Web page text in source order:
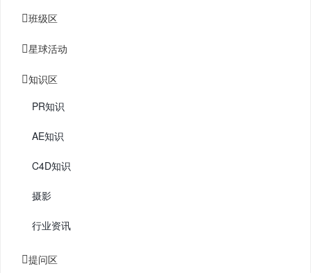
班级区
星球活动
知识区
PR知识
AE知识
C4D知识
摄影
行业资讯
提问区